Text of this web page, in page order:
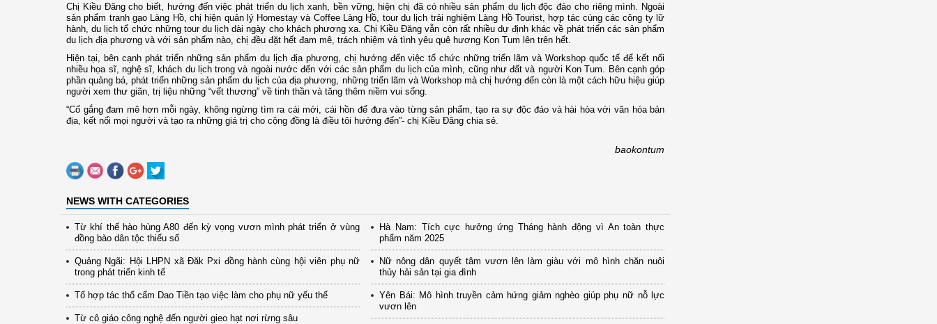
Chị Kiều Đăng cho biết, hướng đến việc phát triển du lịch xanh, bền vững, hiện chị đã có nhiều sản phẩm du lịch độc đáo cho riêng mình. Ngoài
sản phẩm tranh gạo Làng Hồ, chị hiện quản lý Homestay và Coffee Làng Hồ, tour du lịch trải nghiệm Làng Hồ Tourist, hợp tác cùng các công ty lữ
hành, du lịch tổ chức những tour du lịch dài ngày cho khách phương xa. Chị Kiều Đăng vẫn còn rất nhiều dự định khác về phát triển các sản phẩm
du lịch địa phương và với sản phẩm nào, chị đều đặt hết đam mê, trách nhiệm và tình yêu quê hương Kon Tum lên trên hết.
Hiện tại, bên cạnh phát triển những sản phẩm du lịch địa phương, chị hướng đến việc tổ chức những triển lãm và Workshop quốc tế để kết nối
nhiều họa sĩ, nghệ sĩ, khách du lịch trong và ngoài nước đến với các sản phẩm du lịch của mình, cũng như đất và người Kon Tum. Bên cạnh góp
phần quảng bá, phát triển những sản phẩm du lịch của địa phương, những triển lãm và Workshop mà chị hướng đến còn là một cách hữu hiệu giúp
người xem thư giãn, trị liệu những “vết thương” về tinh thần và tăng thêm niềm vui sống.
“Cố gắng đam mê hơn mỗi ngày, không ngừng tìm ra cái mới, cái hồn để đưa vào từng sản phẩm, tạo ra sự độc đáo và hài hòa với văn hóa bản
địa, kết nối mọi người và tạo ra những giá trị cho cộng đồng là điều tôi hướng đến”- chị Kiều Đăng chia sẻ.
baokontum
NEWS WITH CATEGORIES
Từ khí thế hào hùng A80 đến kỳ vọng vươn mình phát triển ở vùng
đồng bào dân tộc thiểu số
Quảng Ngãi: Hội LHPN xã Đăk Pxi đồng hành cùng hội viên phụ nữ
trong phát triển kinh tế
Tổ hợp tác thổ cẩm Dao Tiền tạo việc làm cho phụ nữ yếu thế
Từ cô giáo công nghệ đến người gieo hạt nơi rừng sâu
Hà Nam: Tích cực hưởng ứng Tháng hành động vì An toàn thực
phẩm năm 2025
Nữ nông dân quyết tâm vươn lên làm giàu với mô hình chăn nuôi
thủy hải sản tại gia đình
Yên Bái: Mô hình truyền cảm hứng giảm nghèo giúp phụ nữ nỗ lực
vươn lên